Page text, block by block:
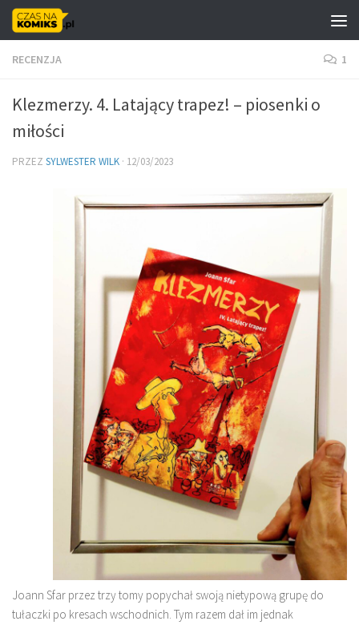
Skip to content
RECENZJA 1
Klezmerzy. 4. Latający trapez! – piosenki o
miłości
PRZEZ SYLWESTER WILK · 12/03/2023
Joann Sfar przez trzy tomy popychał swoją nietypową grupę do
tułaczki po kresach wschodnich. Tym razem dał im jednak